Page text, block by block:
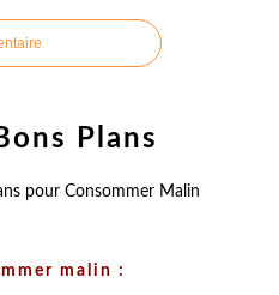
Plans
malin :